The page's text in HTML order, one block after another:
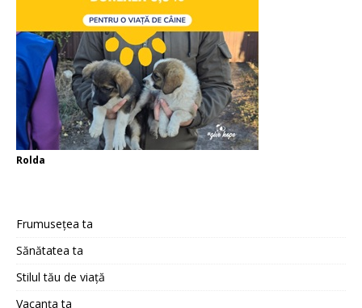
Rolda
Frumusețea ta
Sănătatea ta
Stilul tău de viață
Vacanța ta